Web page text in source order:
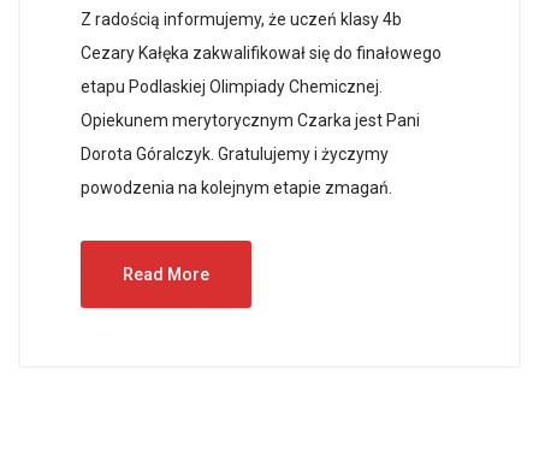
Z radością informujemy, że uczeń klasy 4b
Cezary Kałęka zakwalifikował się do finałowego
etapu Podlaskiej Olimpiady Chemicznej.
Opiekunem merytorycznym Czarka jest Pani
Dorota Góralczyk. Gratulujemy i życzymy
powodzenia na kolejnym etapie zmagań.
Read More